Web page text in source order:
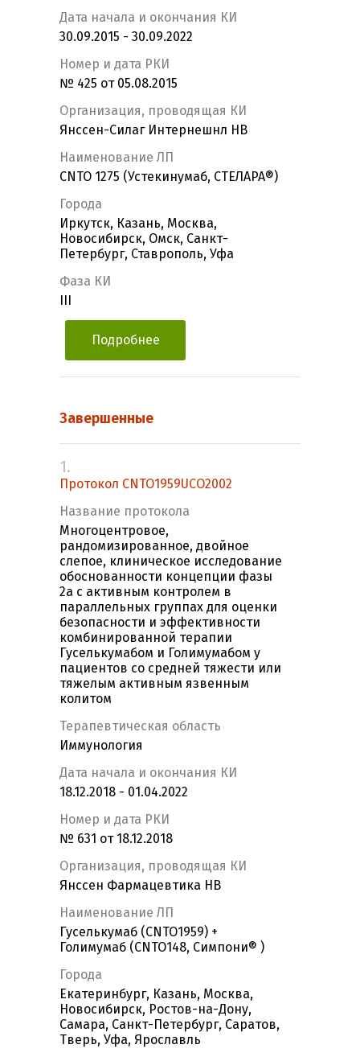
Дата начала и окончания КИ
30.09.2015 - 30.09.2022
Номер и дата РКИ
№ 425 от 05.08.2015
Организация, проводящая КИ
Янссен-Силаг Интернешнл НВ
Наименование ЛП
CNTO 1275 (Устекинумаб, СТЕЛАРА®)
Города
Иркутск, Казань, Москва,
Новосибирск, Омск, Санкт-
Петербург, Ставрополь, Уфа
Фаза КИ
Подробнее
Завершенные
1.
Протокол CNTO1959UCO2002
Название протокола
Многоцентровое,
рандомизированное, двойное
слепое, клиническое исследование
обоснованности концепции фазы
2a с активным контролем в
параллельных группах для оценки
безопасности и эффективности
комбинированной терапии
Гуселькумабом и Голимумабом у
пациентов со средней тяжести или
тяжелым активным язвенным
колитом
Терапевтическая область
Иммунология
Дата начала и окончания КИ
18.12.2018 - 01.04.2022
Номер и дата РКИ
№ 631 от 18.12.2018
Организация, проводящая КИ
Янссен Фармацевтика НВ
Наименование ЛП
Гуселькумаб (CNTO1959) +
Голимумаб (CNTO148, Симпони® )
Города
Екатеринбург, Казань, Москва,
Новосибирск, Ростов-на-Дону,
Самара, Санкт-Петербург, Саратов,
Тверь, Уфа, Ярославль